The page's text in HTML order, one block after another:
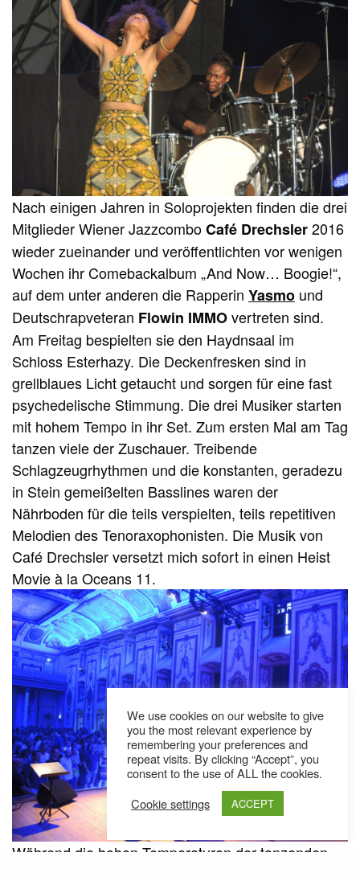
Nach einigen Jahren in Soloprojekten finden die drei
Mitglieder Wiener JazzcomboCafé Drechsler2016
wieder zueinander und veröffentlichten vor wenigen
Wochen ihr Comebackalbum „And Now… Boogie!“,
auf dem unter anderen die Rapperin Yasmo und
Deutschrapveteran Flowin IMMOvertreten sind.
Am Freitag bespielten sie den Haydnsaal im
Schloss Esterhazy. Die Deckenfresken sind in
grellblaues Licht getaucht und sorgen für eine fast
psychedelische Stimmung. Die drei Musiker starten
mit hohem Tempo in ihr Set. Zum ersten Mal am Tag
tanzen viele der Zuschauer. Treibende
Schlagzeugrhythmen und die konstanten, geradezu
in Stein gemeißelten Basslines waren der
Nährboden für die teils verspielten, teils repetitiven
Melodien des Tenoraxophonisten. Die Musik von
Café Drechsler versetzt mich sofort in einen Heist
Movieà la Oceans 11.
Während die hohen Temperaturen der tanzenden
We use cookies on our website to give
you the most relevant experience by
remembering your preferences and
repeat visits. By clicking “Accept”, you
consent to the use of ALL the cookies.
Cookie settings
ACCEPT